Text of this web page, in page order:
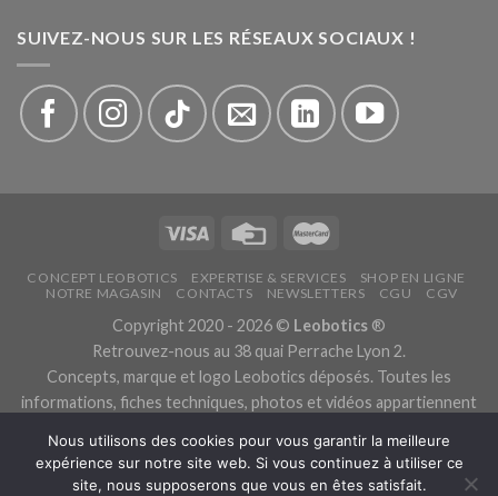
SUIVEZ-NOUS SUR LES RÉSEAUX SOCIAUX !
CONCEPT LEOBOTICS EXPERTISE & SERVICES
SHOP EN LIGNE
NOTRE MAGASIN
CONTACTS NEWSLETTERS CGU CGV
Copyright 2020 - 2026 © Leobotics ®
Retrouvez-nous au 38 quai Perrache Lyon 2.
Concepts, marque et logo Leobotics déposés. Toutes les
informations, fiches techniques, photos et vidéos appartiennent
Les traductions sont automatiques, veuillez nous excuser pour
les traductions erronées.
Nous utilisons des cookies pour vous garantir la meilleure
expérience sur notre site web. Si vous continuez à utiliser ce
site, nous supposerons que vous en êtes satisfait.